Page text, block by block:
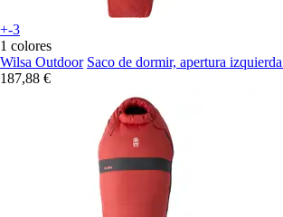
+-3
1 colores
Wilsa Outdoor Saco de dormir, apertura
187,88 €